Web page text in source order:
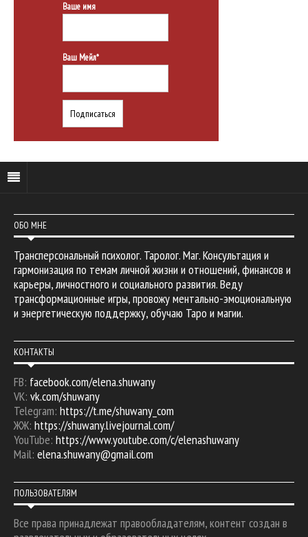
Ваше имя
Ваш Мейл*
ОБО МНЕ
Трансперсональный психолог. Таролог. Маг. Консультация и
гармонизация по темам личной жизни и отношений, финансов и
карьеры, личностного и социального развития. Веду
трансформационные игры, провожу ментально-эмоциональную
и энергетическую поддержку, обучаю Таро и магии.
КОНТАКТЫ
FB: facebook.com/elena.shuwany
VK: vk.com/shuwany
Telegram: https://t.me/shuwany_com
ЖЖ: https://shuwany.livejournal.com/
YouTube: https://www.youtube.com/c/elenashuwany
Mail: elena.shuwany@gmail.com
ПОЛЬЗОВАТЕЛЯМ
Все права принадлежат правообладателям, контент создан в